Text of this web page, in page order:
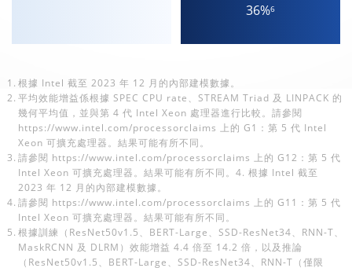
36%6
1. 根據 Intel 截至 2023 年 12 月的內部建模數據。
2. 平均效能增益係根據 SPEC CPU rate、STREAM Triad 及 LINPACK 的
幾何平均值，並與第 4 代 Intel Xeon 處理器進行比較。請參閱
https://www.intel.com/processorclaims 上的 G1：第 5 代 Intel
Xeon 可擴充處理器。結果可能有所不同。
3. 請參閱 https://www.intel.com/processorclaims 上的 G12：第 5 代
Intel Xeon 可擴充處理器。結果可能有所不同。4. 根據 Intel 截至
2023 年 12 月的內部建模數據。
4. 請參閱 https://www.intel.com/processorclaims 上的 G11：第 5 代
Intel Xeon 可擴充處理器。結果可能有所不同。
5. 根據訓練（ResNet50v1.5、BERT-Large、SSD-ResNet34、RNN-T、
MaskRCNN 及 DLRM）效能增益 4.4 倍至 14.2 倍，以及推論
（ResNet50v1.5、BERT-Large、SSD-ResNet34、RNN-T（僅限